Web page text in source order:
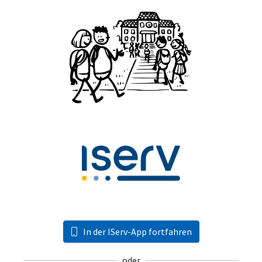
In der IServ-App fortfahren